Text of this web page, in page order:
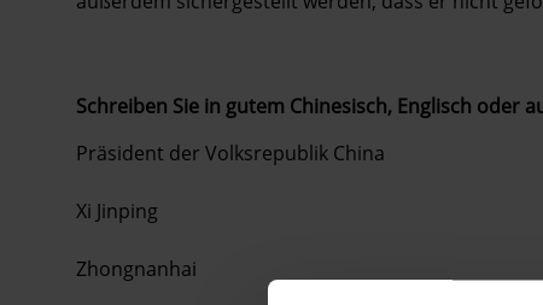
Schreiben Sie in gutem Chinesisch, Englisch oder
Präsident der Volksrepublik China
Xi Jinping
Zhongnanhai